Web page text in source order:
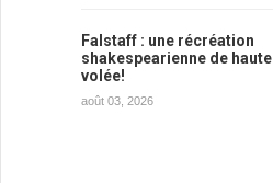
Falstaff : une récréation
shakespearienne de haute
volée!
août 03, 2026